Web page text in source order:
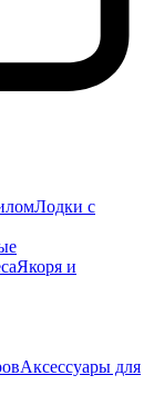
Лодки с
Якоря и
Аксессуары для